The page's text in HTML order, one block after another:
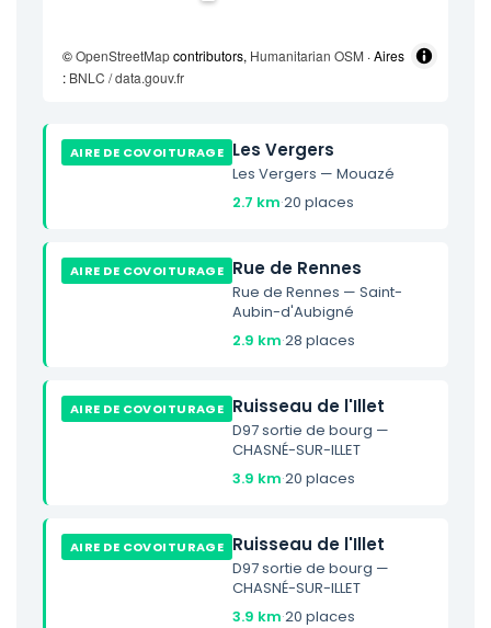
©OpenStreetMapcontributors, Humanitarian OSM · Aires
: BNLC / data.gouv.fr
AIRE DE COVOITURAGE Les Vergers
Les Vergers — Mouazé
2.7 km·20 places
AIRE DE COVOITURAGE Rue de Rennes
Rue de Rennes — Saint-
Aubin-d'Aubigné
2.9 km·28 places
AIRE DE COVOITURAGE Ruisseau de l'Illet
D97 sortie de bourg —
CHASNÉ-SUR-ILLET
3.9 km·20 places
AIRE DE COVOITURAGE Ruisseau de l'Illet
D97 sortie de bourg —
CHASNÉ-SUR-ILLET
3.9 km·20 places